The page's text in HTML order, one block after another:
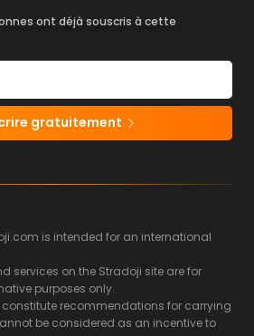
ont déjà souscris à cette
gratuitement
is intended for an international
services on the Stradoji site are for
purposes only.
recommendations for carrying
be considered as an incentive to